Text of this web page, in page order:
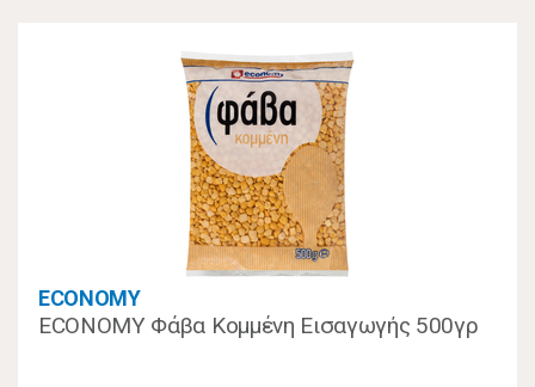
ECONOMY
ECONOMY Φάβα Κομμένη Εισαγωγής 500γρ